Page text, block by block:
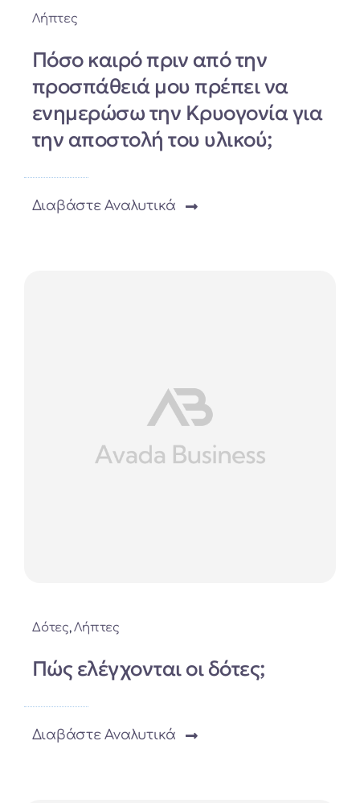
Λήπτες
Πόσο καιρό πριν από την
προσπάθειά μου πρέπει να
ενημερώσω την Κρυογονία για
την αποστολή του υλικού;
Διαβάστε Αναλυτικά
Δότες,Λήπτες
Πώς ελέγχονται οι δότες;
Διαβάστε Αναλυτικά